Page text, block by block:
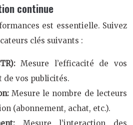
continue
est essentielle. Suivez
clés suivants :
Mesure l’efficacité de vos
de vos publicités.
Mesure le nombre de lecteurs
(abonnement, achat, etc.).